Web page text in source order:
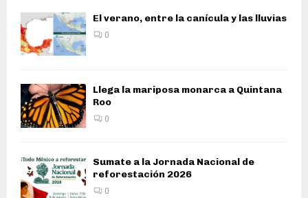
El verano, entre la canícula y las lluvias
0
Llega la mariposa monarca a Quintana
Roo
0
Sumate a la Jornada Nacional de
reforestación 2026
0